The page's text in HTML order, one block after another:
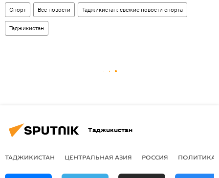
Спорт Все новости Таджикистан: свежие новости спорта
Таджикистан
Таджикистан
ТАДЖИКИСТАН ЦЕНТРАЛЬНАЯ АЗИЯ РОССИЯ ПОЛИТИКА